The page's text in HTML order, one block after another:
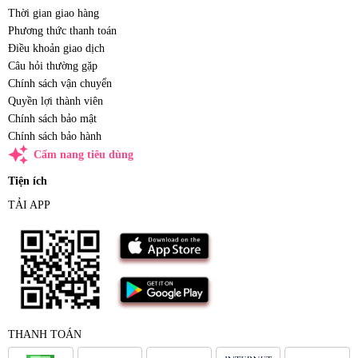
Thời gian giao hàng
Phương thức thanh toán
Điều khoản giao dịch
Câu hỏi thường gặp
Chính sách vận chuyển
Quyền lợi thành viên
Chính sách bảo mật
Chính sách bảo hành
auto_awesome Cẩm nang tiêu dùng
Tiện ích
TẢI APP
THANH TOÁN